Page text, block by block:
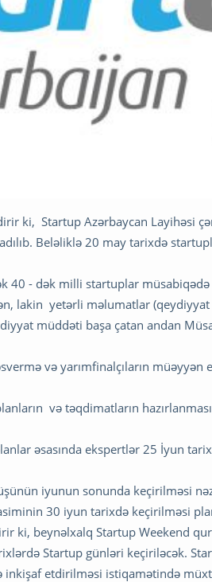
ki, Startup Azərbaycan Layihəsi
Beləliklə 20 may tarixdə
40 - dək milli startuplar
lakin yetərli məlumatlar (qeydiyyat
müddəti başa çatan andan
və yarımfinalçıların müəyyən
və təqdimatların
əsasında ekspertlər 25 İyun
iyunun sonunda keçirilməsi
30 iyun tarixdə keçirilməsi
ki, beynəlxalq Startup Weekend
Startup günləri keçiriləcək.
inkişaf etdirilməsi istiqamətində